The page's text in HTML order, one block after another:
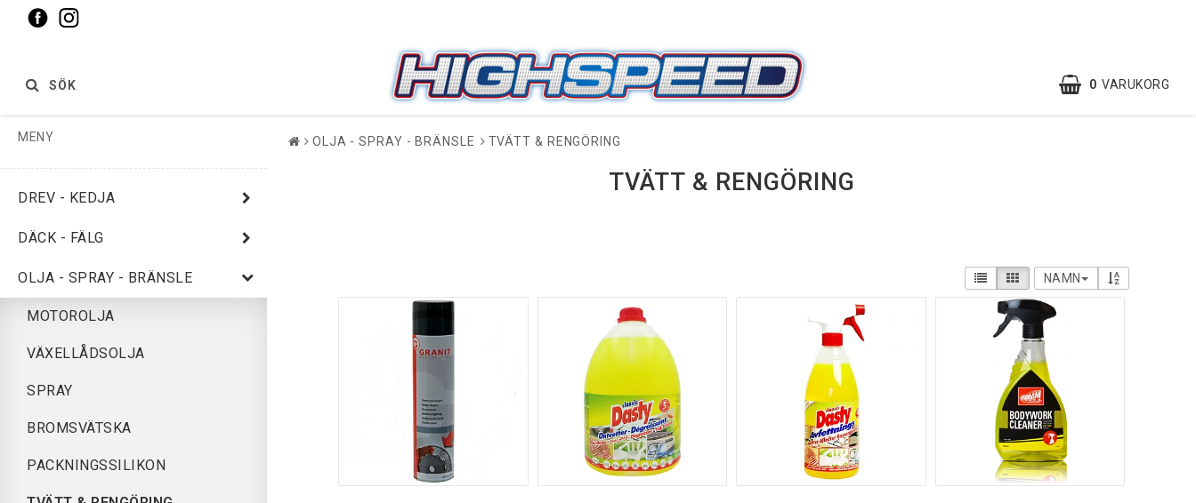
0 VARUKORG
SÖK
MENY
DREV - KEDJA
DÄCK - FÄLG
OLJA - SPRAY - BRÄNSLE
MOTOROLJA
VÄXELLÅDSOLJA
SPRAY
BROMSVÄTSKA
PACKNINGSSILIKON
OLJA - SPRAY - BRÄNSLE TVÄTT & RENGÖRING
TVÄTT & RENGÖRING
NAMN